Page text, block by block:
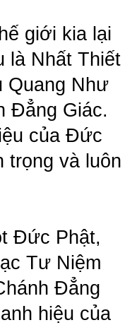
giới kia lại
là Nhất Thiết
Quang Như
Đẳng Giác.
của Đức
trọng và luôn
Đức Phật,
Tư Niệm
Đẳng
hiệu của